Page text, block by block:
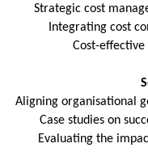
Strategic cost
Integrating cost
Cost-
Aligning organisational
Case studies on
Evaluating the